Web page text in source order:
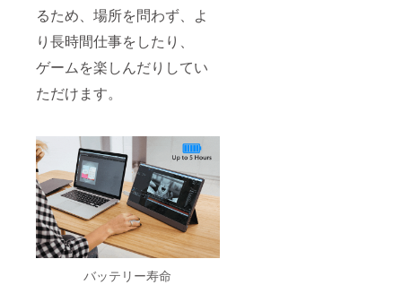
るため、場所を問わず、よ
り長時間仕事をしたり、
ゲームを楽しんだりしてい
ただけます。
バッテリー寿命